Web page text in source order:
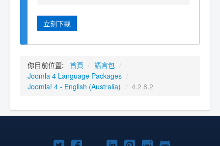
立刻下載
你目前位置: 首頁 / 語言包 /
Joomla 4 Language Packages /
Joomla! 4 - English (Australia) / 4.2.8.2